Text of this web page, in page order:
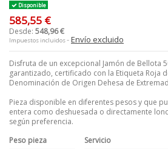
Disponible
585,55 €
Desde: 548,96 €
Impuestos incluidos Envío excluido
Disfruta de un excepcional Jamón de Bellota
garantizado, certificado con la Etiqueta Roja
Denominación de Origen Dehesa de
Pieza disponible en diferentes pesos y que
entera como deshuesada o directamente
según preferencia.
Peso pieza
Servicio